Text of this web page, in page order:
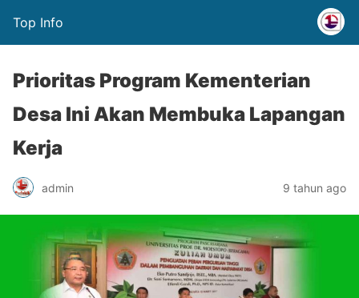
Top Info
Prioritas Program Kementerian
Desa Ini Akan Membuka Lapangan
Kerja
admin 9 tahun ago